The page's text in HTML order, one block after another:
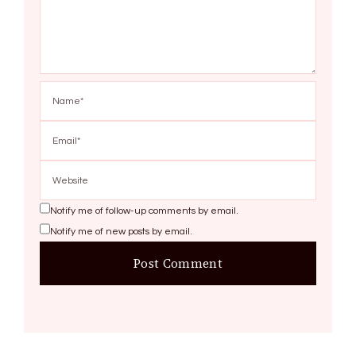
Notify me of follow-up comments by email.
Notify me of new posts by email.